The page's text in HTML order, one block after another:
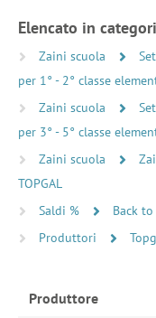
Elencato in
Zaini scuola
per 1° - 2° classe
Zaini scuola
per 3° - 5° classe
Zaini scuola
TOPGAL
Saldi %
Back
Produttori
Produttore